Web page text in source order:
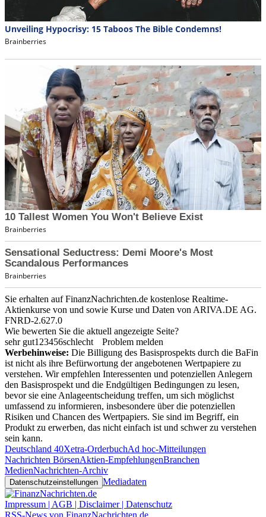
Sie erhalten auf FinanzNachrichten.de kostenlose Realtime-
Aktienkurse von und sowie Kurse und Daten von ARIVA.DE AG.
FNRD-2.627.0
Wie bewerten Sie die aktuell angezeigte Seite?
sehr gut1 23456schlecht
Problem melden
Werbehinweise: Die Billigung des Basisprospekts durch die BaFin
ist nicht als ihre Befürwortung der angebotenen Wertpapiere zu
verstehen. Wir empfehlen Interessenten und potenziellen Anlegern
den Basisprospekt und die Endgültigen Bedingungen zu lesen,
bevor sie eine Anlageentscheidung treffen, um sich möglichst
umfassend zu informieren, insbesondere über die potenziellen
Risiken und Chancen des Wertpapiers. Sie sind im Begriff, ein
Produkt zu erwerben, das nicht einfach ist und schwer zu verstehen
sein kann.
Deutschland 40Xetra-OrderbuchAd hoc-Mitteilungen
Nachrichten BörsenAktien-EmpfehlungenBranchen
MedienNachrichten-Archiv
Datenschutzeinstellungen Mediadaten
Impressum | AGB | Disclaimer | Datenschutz
RSS-News von FinanzNachrichten.de